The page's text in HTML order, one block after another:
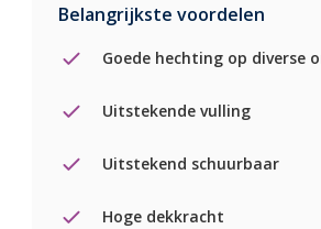
Belangrijkste voordelen
Goede hechting op diverse
Uitstekende vulling
Uitstekend schuurbaar
Hoge dekkracht